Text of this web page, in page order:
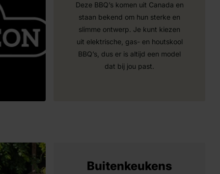
Deze BBQ’s komen uit Canada en
staan bekend om hun sterke en
slimme ontwerp. Je kunt kiezen
uit elektrische, gas- en houtskool
BBQ’s, dus er is altijd een model
dat bij jou past.
Buitenkeukens